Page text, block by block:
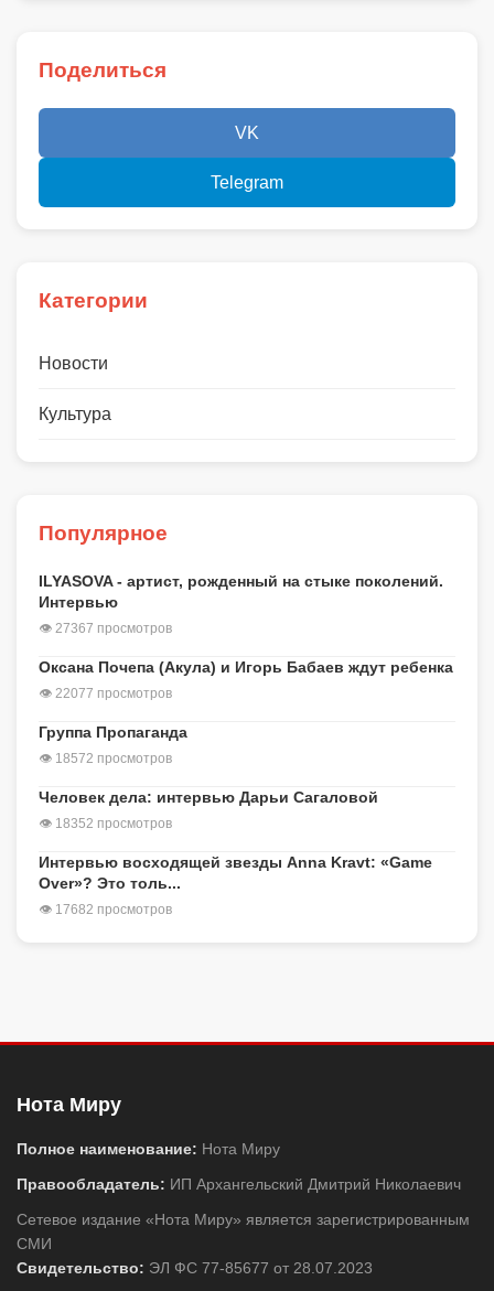
Поделиться
VK
Telegram
Категории
Новости
Культура
Популярное
ILYASOVA - артист, рожденный на стыке поколений.
Интервью
👁 27367 просмотров
Оксана Почепа (Акула) и Игорь Бабаев ждут ребенка
👁 22077 просмотров
Группа Пропаганда
👁 18572 просмотров
Человек дела: интервью Дарьи Сагаловой
👁 18352 просмотров
Интервью восходящей звезды Anna Kravt: «Game
Over»? Это толь...
👁 17682 просмотров
Нота Миру
Полное наименование: Нота Миру
Правообладатель: ИП Архангельский Дмитрий Николаевич
Сетевое издание «Нота Миру» является зарегистрированным
СМИ
Свидетельство: ЭЛ ФС 77-85677 от 28.07.2023